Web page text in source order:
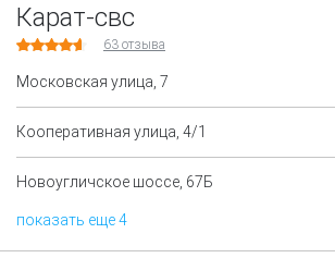
Карат-свс
63 отзыва
Московская улица, 7
Кооперативная улица, 4/1
Новоугличское шоссе, 67Б
показать еще 4